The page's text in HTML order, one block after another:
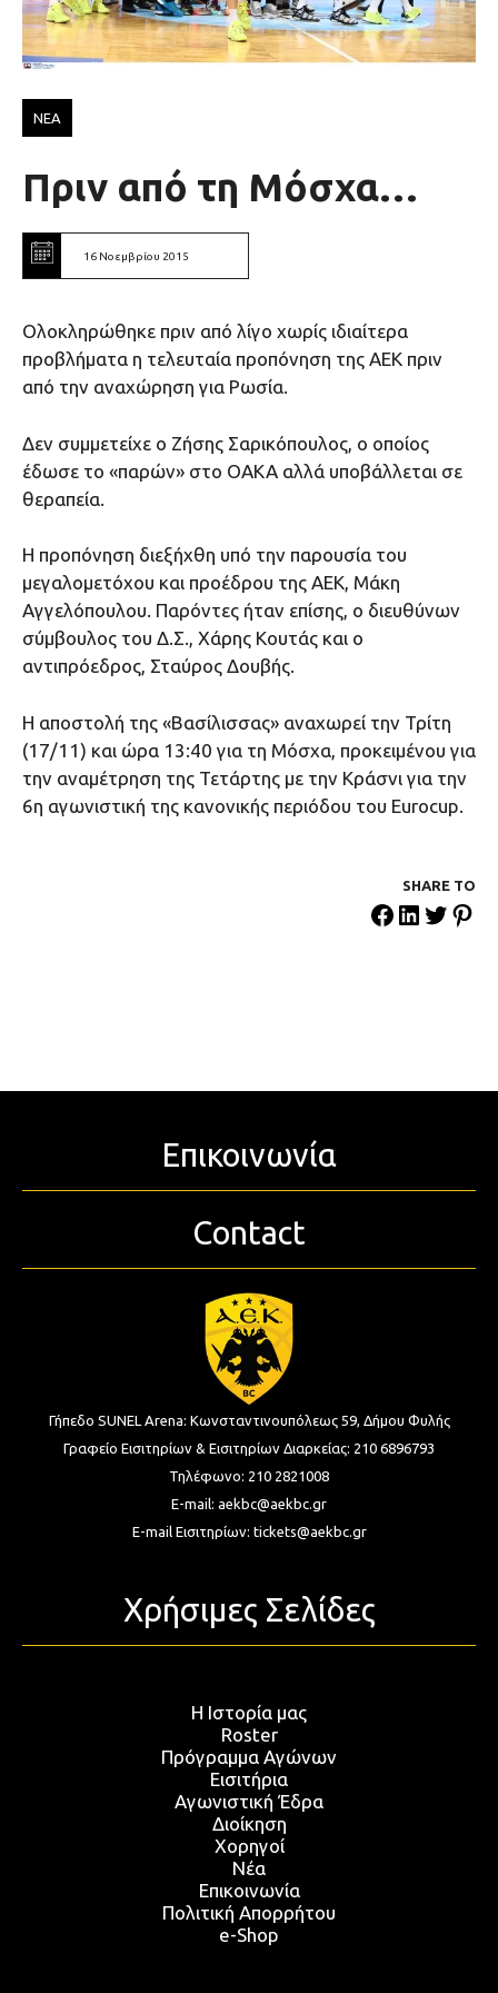
ΝΕΑ
Πριν από τη Μόσχα…
16 Νοεμβρίου 2015
Ολοκληρώθηκε πριν από λίγο χωρίς ιδιαίτερα
προβλήματα η τελευταία προπόνηση της ΑΕΚ πριν
από την αναχώρηση για Ρωσία.
Δεν συμμετείχε ο Ζήσης Σαρικόπουλος, ο οποίος
έδωσε το «παρών» στο ΟΑΚΑ αλλά υποβάλλεται σε
θεραπεία.
Η προπόνηση διεξήχθη υπό την παρουσία του
μεγαλομετόχου και προέδρου της ΑΕΚ, Μάκη
Αγγελόπουλου. Παρόντες ήταν επίσης, ο διευθύνων
σύμβουλος του Δ.Σ., Χάρης Κουτάς και ο
αντιπρόεδρος, Σταύρος Δουβής.
Η αποστολή της «Βασίλισσας» αναχωρεί την Τρίτη
(17/11) και ώρα 13:40 για τη Μόσχα, προκειμένου για
την αναμέτρηση της Τετάρτης με την Κράσνι για την
6η αγωνιστική της κανονικής περιόδου του Eurocup.
SHARE ΤΟ
Επικοινωνία
Contact
Γήπεδο SUNEL Arena: Κωνσταντινουπόλεως 59, Δήμου Φυλής
Γραφείο Εισιτηρίων & Εισιτηρίων Διαρκείας: 210 6896793
Τηλέφωνο: 210 2821008
E-mail: aekbc@aekbc.gr
E-mail Εισιτηρίων: tickets@aekbc.gr
Χρήσιμες Σελίδες
Η Ιστορία μας
Roster
Πρόγραμμα Αγώνων
Εισιτήρια
Αγωνιστική Έδρα
Διοίκηση
Χορηγοί
Νέα
Επικοινωνία
Πολιτική Απορρήτου
e-Shop